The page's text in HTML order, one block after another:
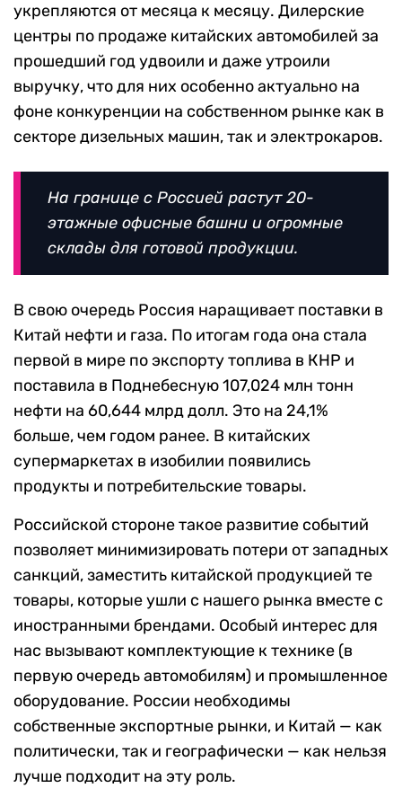
укрепляются от месяца к месяцу. Дилерские
центры по продаже китайских автомобилей за
прошедший год удвоили и даже утроили
выручку, что для них особенно актуально на
фоне конкуренции на собственном рынке как в
секторе дизельных машин, так и электрокаров.
На границе с Россией растут 20-
этажные офисные башни и огромные
склады для готовой продукции.
В свою очередь Россия наращивает поставки в
Китай нефти и газа. По итогам года она стала
первой в мире по экспорту топлива в КНР и
поставила в Поднебесную 107,024 млн тонн
нефти на 60,644 млрд долл. Это на 24,1%
больше, чем годом ранее. В китайских
супермаркетах в изобилии появились
продукты и потребительские товары.
Российской стороне такое развитие событий
позволяет минимизировать потери от западных
санкций, заместить китайской продукцией те
товары, которые ушли с нашего рынка вместе с
иностранными брендами. Особый интерес для
нас вызывают комплектующие к технике (в
первую очередь автомобилям) и промышленное
оборудование. России необходимы
собственные экспортные рынки, и Китай — как
политически, так и географически — как нельзя
лучше подходит на эту роль.